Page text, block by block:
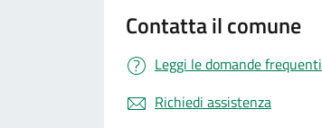
Contatta il comune
Leggi le domande frequenti
Richiedi assistenza